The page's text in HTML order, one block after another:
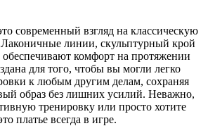
современный взгляд на классическую
линии, скульптурный крой
комфорт на протяжении
для того, чтобы вы могли легко
к любым другим делам, сохраняя
образ без лишних усилий. Неважно,
тренировку или просто хотите
платье всегда в игре.